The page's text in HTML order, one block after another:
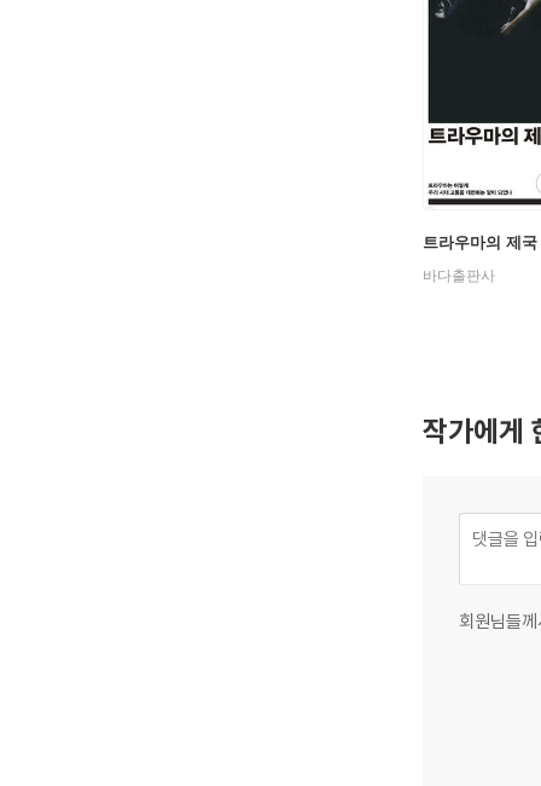
트라우마의 제국
바다출판사
작가에게
회원님들